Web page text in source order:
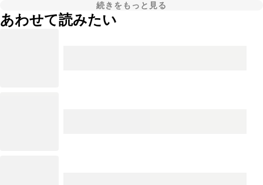
続きをもっと見る
あわせて読みたい